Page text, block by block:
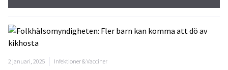
2 januari, 2025 Infektioner & Vacciner